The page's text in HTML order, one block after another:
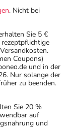
. Nicht bei
Sie 5 €
Coupons)
und in der
Nur solange der
zu beenden.
Sie 20 %
auf
und